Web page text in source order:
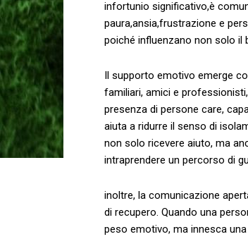
infortunio ‍significativo,è
paura,ansia,frustrazione e
poiché ⁤influenzano non solo il
Il supporto emotivo⁤ emerge
familiari, amici e
presenza ⁣di ⁤persone care,
aiuta a‌ ridurre il​ senso di
⁣non‍ solo ricevere aiuto,⁣ ma
intraprendere un percorso di
inoltre, la comunicazione⁣
di recupero. Quando una
peso emotivo, ma innesca